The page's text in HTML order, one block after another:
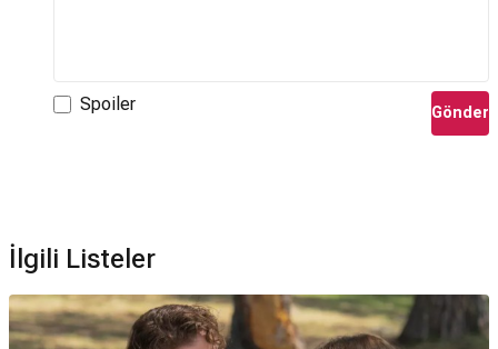
Spoiler Gönder
İlgili Listeler